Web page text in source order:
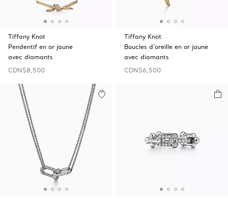
Tiffany Knot
Pendentif en or jaune
avec diamants
CDN$8,500
Tiffany Knot
Boucles d’oreille en or jaune
avec diamants
CDN$6,500